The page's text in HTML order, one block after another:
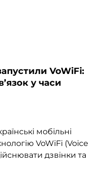
VoWiFi:
у часи
мобільні
VoWiFi (Voice
дзвінки та